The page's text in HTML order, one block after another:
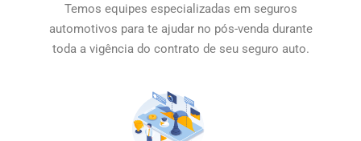
Temos equipes especializadas em seguros
automotivos para te ajudar no pós-venda durante
toda a vigência do contrato de seu seguro auto.